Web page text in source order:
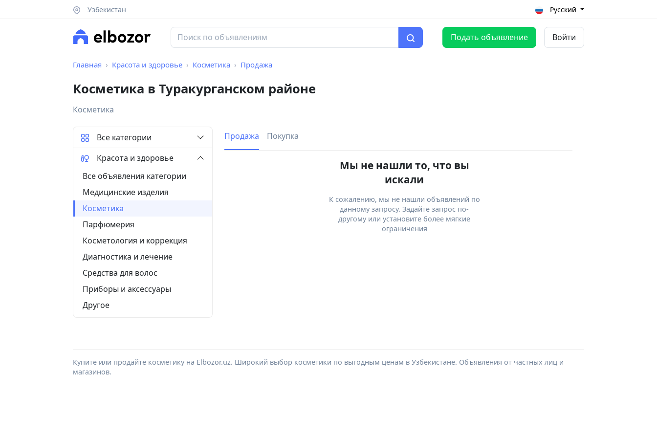
Узбекистан Русский
Подать объявление Войти
Главная Красота и здоровье Косметика Продажа
Косметика в Туракурганском районе
Косметика
Продажа Покупка
Мы не нашли то, что вы
искали
К сожалению, мы не нашли объявлений по
данному запросу. Задайте запрос по-
другому или установите более мягкие
ограничения
Все категории
Красота и здоровье
Все объявления категории
Медицинские изделия
Косметика
Парфюмерия
Косметология и коррекция
Диагностика и лечение
Средства для волос
Приборы и аксессуары
Другое
Купите или продайте косметику на Elbozor.uz. Широкий выбор косметики по выгодным ценам в Узбекистане. Объявления от частных лиц и
магазинов.